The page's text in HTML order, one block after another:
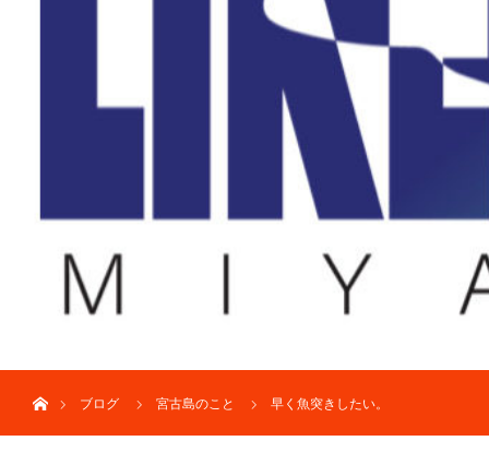
ブログ
宮古島のこと 早く魚突きしたい。